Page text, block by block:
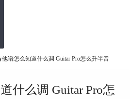
他谱怎么知道什么调 Guitar Pro怎么升半音
什么调 Guitar Pro怎